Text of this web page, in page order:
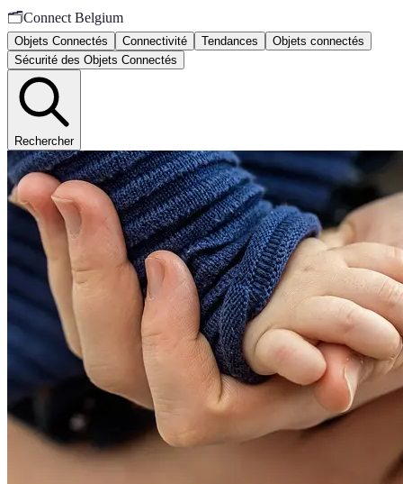
🗂️Connect Belgium
Objets Connectés Connectivité Tendances
Objets connectés
Sécurité des Objets Connectés
Rechercher